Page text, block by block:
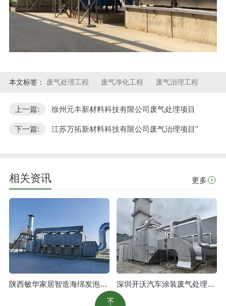
本文标签： 废气处理工程 废气净化工程 废气治理工程
上一篇: 徐州元丰新材料科技有限公司废气处理项目
下一篇: 江苏万拓新材料科技有限公司废气治理项目"
相关资讯 更多
陕西敏华家居智造海绵发泡废气治理工程 深圳开沃汽车涂装废气处理工程